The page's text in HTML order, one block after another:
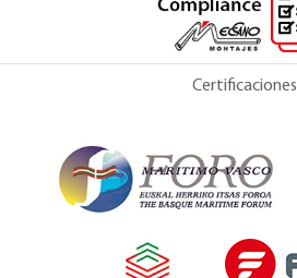
Certificaciones